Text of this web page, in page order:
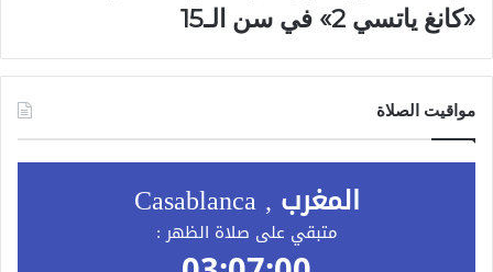
«كانغ ياتسي 2» في سن الـ15
مواقيت الصلاة